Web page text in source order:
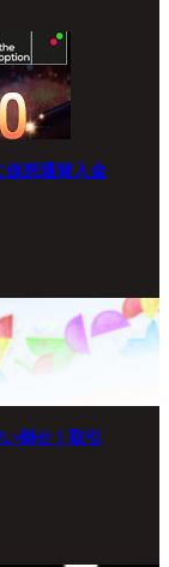
仮想通貨入金
倒せ！取引